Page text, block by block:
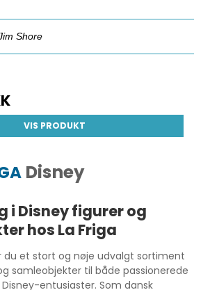
Shore
VIS PRODUKT
Disney
i Disney figurer og
hos La Friga
du et stort og nøje udvalgt sortiment
samleobjekter til både passionerede
entusiaster. Som dansk